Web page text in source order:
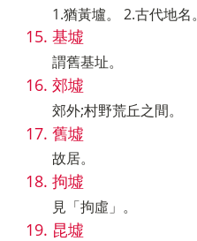
1.猶黃壚。 2.古代地名。
基墟
謂舊基址。
郊墟
郊外;村野荒丘之間。
舊墟
故居。
拘墟
見「拘虛」。
昆墟